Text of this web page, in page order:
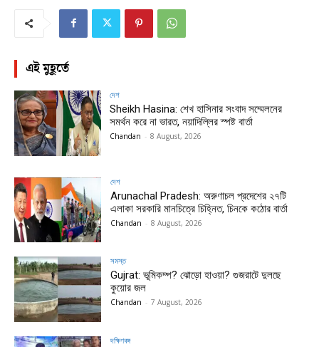
এই মুহূর্তে
দেশ
Sheikh Hasina: শেখ হাসিনার সংবাদ সম্মেলনের
সমর্থন করে না ভারত, নয়াদিল্লির স্পষ্ট বার্তা
Chandan - 8 August, 2026
দেশ
Arunachal Pradesh: অরুণাচল প্রদেশের ২৭টি
এলাকা সরকারি মানচিত্রে চিহ্নিত, চিনকে কঠোর বার্তা
Chandan - 8 August, 2026
সমস্ত
Gujrat: ভূমিকম্প? ঝোড়ো হাওয়া? গুজরাটে দুলছে
কুয়োর জল
Chandan - 7 August, 2026
দক্ষিণবঙ্গ